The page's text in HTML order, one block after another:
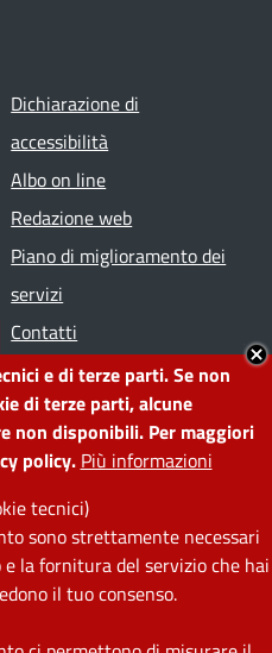
e di terze parti. Se non
di terze parti, alcune
non disponibili. Per maggiori
policy. Più informazioni
tecnici)
sono strettamente necessari
la fornitura del servizio che hai
il tuo consenso.
Dichiarazione di
accessibilità
Albo on line
Redazione web
Piano di miglioramento dei
servizi
Contatti